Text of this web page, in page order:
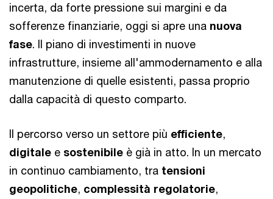
incerta, da forte pressione sui margini e da
sofferenze finanziarie, oggi si apre una nuova
fase. Il piano di investimenti in nuove
infrastrutture, insieme all'ammodernamento e alla
manutenzione di quelle esistenti, passa proprio
dalla capacità di questo comparto.
Il percorso verso un settore più efficiente,
digitale e sostenibile è già in atto. In un mercato
in continuo cambiamento, tra tensioni
geopolitiche, complessità regolatorie,